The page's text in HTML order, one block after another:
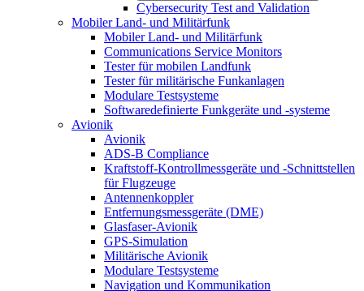
Cybersecurity Test and Validation
Mobiler Land- und Militärfunk
Mobiler Land- und Militärfunk
Communications Service Monitors
Tester für mobilen Landfunk
Tester für militärische Funkanlagen
Modulare Testsysteme
Softwaredefinierte Funkgeräte und -systeme
Avionik
Avionik
ADS-B Compliance
Kraftstoff-Kontrollmessgeräte und -Schnittstellen
für Flugzeuge
Antennenkoppler
Entfernungsmessgeräte (DME)
Glasfaser-Avionik
GPS-Simulation
Militärische Avionik
Modulare Testsysteme
Navigation und Kommunikation